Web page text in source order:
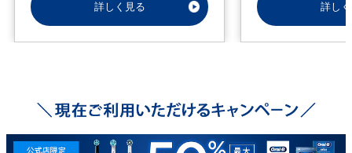
詳しく見る 詳し